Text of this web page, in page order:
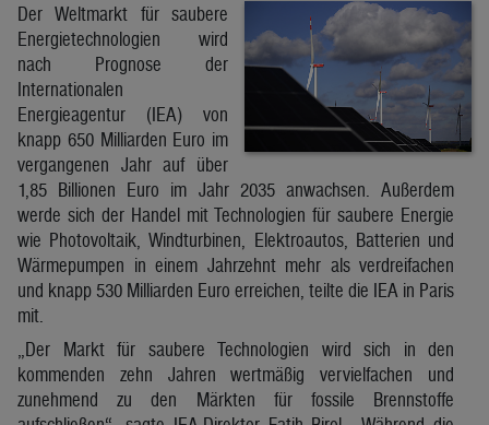
Der Weltmarkt für saubere
Energietechnologien wird
nach Prognose der
Internationalen
Energieagentur (IEA) von
knapp 650 Milliarden Euro im
vergangenen Jahr auf über
1,85 Billionen Euro im Jahr 2035 anwachsen. Außerdem
werde sich der Handel mit Technologien für saubere Energie
wie Photovoltaik, Windturbinen, Elektroautos, Batterien und
Wärmepumpen in einem Jahrzehnt mehr als verdreifachen
und knapp 530 Milliarden Euro erreichen, teilte die IEA in Paris
mit.
„Der Markt für saubere Technologien wird sich in den
kommenden zehn Jahren wertmäßig vervielfachen und
zunehmend zu den Märkten für fossile Brennstoffe